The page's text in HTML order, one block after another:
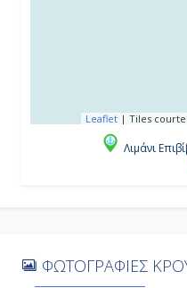
Leaflet | Tiles
Λιμάνι
ΦΩΤΟΓΡΑΦΙΕΣ